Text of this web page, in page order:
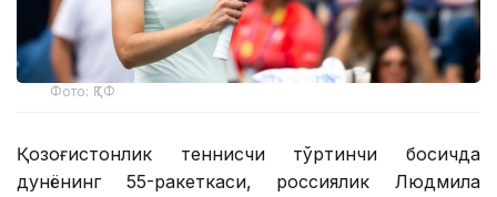
Фото: ҚТФ
Қозоғистонлик теннисчи тўртинчи босқичда
дунёнинг 55-ракеткаси, россиялик Людмила